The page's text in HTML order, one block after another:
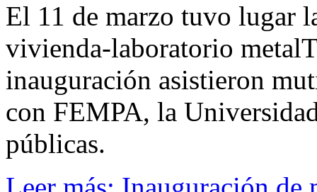
El 11 de marzo tuvo lugar
vivienda-laboratorio
inauguración asistieron
con FEMPA, la
públicas.